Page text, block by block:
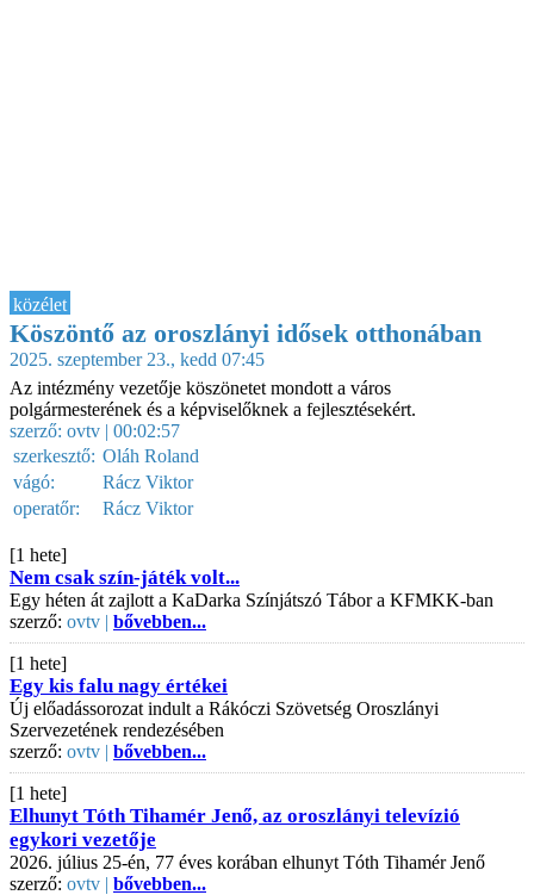
közélet
Köszöntő az oroszlányi idősek otthonában
2025. szeptember 23., kedd 07:45
Az intézmény vezetője köszönetet mondott a város
polgármesterének és a képviselőknek a fejlesztésekért.
szerző: ovtv | 00:02:57
szerkesztő: Oláh Roland
vágó:
Rácz Viktor
operatőr:
Rácz Viktor
[1 hete]
Nem csak szín-játék volt...
Egy héten át zajlott a KaDarka Színjátszó Tábor a KFMKK-ban
szerző: ovtv | bővebben...
[1 hete]
Egy kis falu nagy értékei
Új előadássorozat indult a Rákóczi Szövetség Oroszlányi
Szervezetének rendezésében
szerző: ovtv | bővebben...
[1 hete]
Elhunyt Tóth Tihamér Jenő, az oroszlányi televízió
egykori vezetője
2026. július 25-én, 77 éves korában elhunyt Tóth Tihamér Jenő
szerző: ovtv | bővebben...